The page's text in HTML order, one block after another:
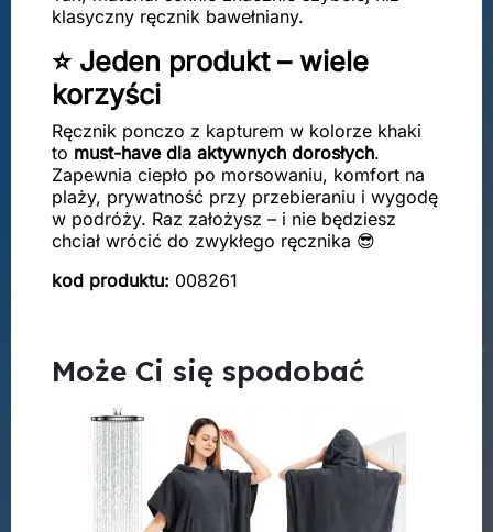
klasyczny ręcznik bawełniany.
⭐ Jeden produkt – wiele
korzyści
Ręcznik ponczo z kapturem w kolorze khaki
to must-have dla aktywnych dorosłych.
Zapewnia ciepło po morsowaniu, komfort na
plaży, prywatność przy przebieraniu i wygodę
w podróży. Raz założysz – i nie będziesz
chciał wrócić do zwykłego ręcznika 😎
kod produktu: 008261
Może Ci się spodobać